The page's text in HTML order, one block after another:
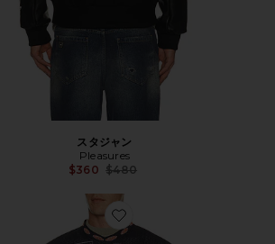
スタジャン
Pleasures
$360 Previous price:
$480
Favorite ジャージー